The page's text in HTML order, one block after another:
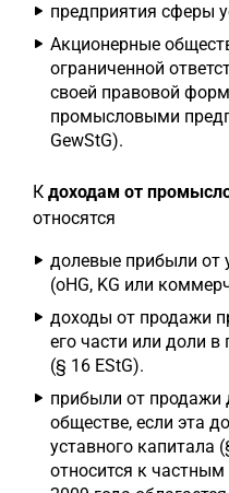
предприятия сферы
Акционерные
ограниченной
своей правовой
промысловыми
GewStG).
К доходам от
относятся
долевые прибыли от
(oHG, KG или
доходы от продажи
его части или доли
(§ 16 EStG).
прибыли от продажи
обществе, если эта
уставного капитала
относится к